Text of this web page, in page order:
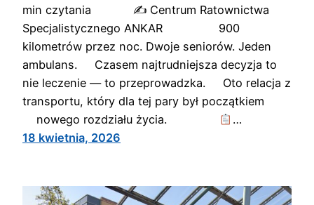
min czytania ✍ Centrum Ratownictwa
Specjalistycznego ANKAR 900
kilometrów przez noc. Dwoje seniorów. Jeden
ambulans. Czasem najtrudniejsza decyzja to
nie leczenie — to przeprowadzka. Oto relacja z
transportu, który dla tej pary był początkiem
nowego rozdziału życia.
…
18 kwietnia, 2026